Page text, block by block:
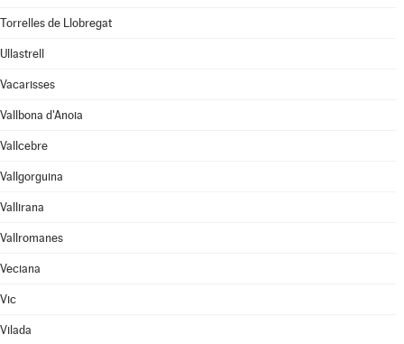
Torrelles de Llobregat
Ullastrell
Vacarisses
Vallbona d'Anoia
Vallcebre
Vallgorguina
Vallirana
Vallromanes
Veciana
Vic
Vilada